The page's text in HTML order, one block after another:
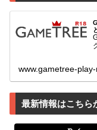
www.gametree-
最新情報はこちら